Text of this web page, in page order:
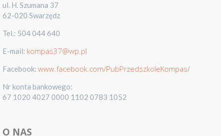
ul. H. Szumana 37
62-020 Swarzędz
Tel.: 504 044 640
E-mail: kompas37@wp.pl
Facebook: www.facebook.com/PubPrzedszkoleKompas/
Nr konta bankowego:
67 1020 4027 0000 1102 0783 1052
O NAS